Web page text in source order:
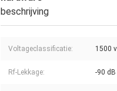
beschrijving
Voltageclassificatie: 1500
Rf-Lekkage: -90